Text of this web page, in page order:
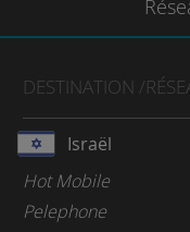
DESTINATION /
Israël
Hot Mobile
Pelephone